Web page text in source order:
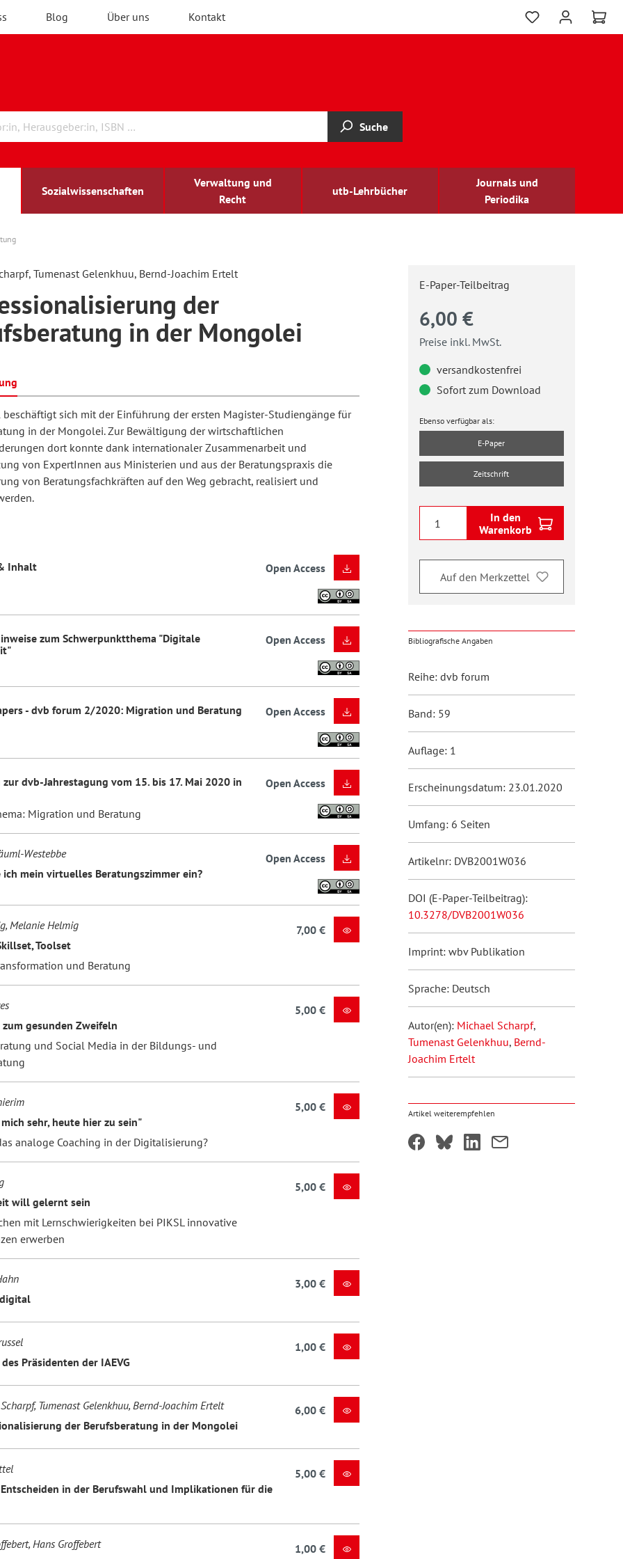
Blog Über uns Kontakt
Suche
Sozialwissenschaften
Verwaltung und
Recht
utb-Lehrbücher
Journals und
Periodika
Bildung
Erwachsenenbildung
Bildung
und Wissenschaft
und Unterrichtsforschung
und
sehbehindert
forum
Forum
Tumenast Gelenkhuu, Bernd-Joachim Ertelt
der
in der Mongolei
beschäftigt sich mit der Einführung der ersten Magister-Studiengänge für
in der Mongolei. Zur Bewältigung der wirtschaftlichen
dort konnte dank internationaler Zusammenarbeit und
von ExpertInnen aus Ministerien und aus der Beratungspraxis die
von Beratungsfachkräften auf den Weg gebracht, realisiert und
Inhalt Open Access
zum Schwerpunktthema "Digitale
Open Access
- dvb forum 2/2020: Migration und Beratung Open Access
zur dvb-Jahrestagung vom 15. bis 17. Mai 2020 in
Migration und Beratung
Open Access
Westebbe
ich mein virtuelles Beratungszimmer ein?
Open Access
Melanie Helmig
Toolset
und Beratung
7,00 €
gesunden Zweifeln
und Social Media in der Bildungs- und
5,00 €
sehr, heute hier zu sein"
analoge Coaching in der Digitalisierung?
5,00 €
will gelernt sein
mit Lernschwierigkeiten bei PIKSL innovative
erwerben
5,00 €
3,00 €
Präsidenten der IAEVG
1,00 €
Tumenast Gelenkhuu, Bernd-Joachim Ertelt
der Berufsberatung in der Mongolei
6,00 €
in der Berufswahl und Implikationen für die
5,00 €
Hans Groffebert
1,00 €
E-Paper-Teilbeitrag
6,00 €
Preise inkl. MwSt.
versandkostenfrei
Sofort zum Download
Ebenso verfügbar als:
E-Paper
Zeitschrift
In den
Warenkorb
Auf den Merkzettel
Bibliografische Angaben
Reihe: dvb forum
Band: 59
Auflage: 1
Erscheinungsdatum: 23.01.2020
Umfang: 6 Seiten
Artikelnr: DVB2001W036
DOI (E-Paper-Teilbeitrag):
10.3278/DVB2001W036
Imprint: wbv Publikation
Sprache: Deutsch
Autor(en): Michael Scharpf,
Tumenast Gelenkhuu, Bernd-
Joachim Ertelt
Artikel weiterempfehlen